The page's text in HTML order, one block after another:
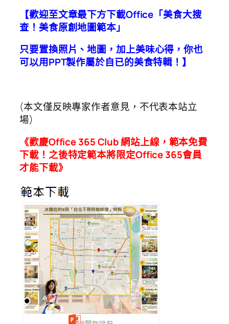
【歡迎至文章最下方下載Office「美食大搜
查！美食原創地圖範本」
只要置換照片、地圖，加上美味心得，你也
可以用PPT製作屬於自已的美食特輯！】
(本文僅反映專家作者意見，不代表本站立
場)
《歡慶Office 365 Club 網站上線，範本免費
下載！ 之後特定範本將限定Office 365會員
才能下載》